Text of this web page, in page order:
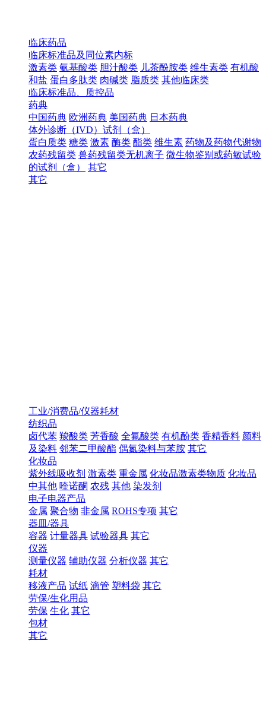
临床药品
临床标准品及同位素内标
激素类 氨基酸类 胆汁酸类 儿茶酚胺类 维生素类 有机酸
和盐 蛋白多肽类 肉碱类 脂质类 其他临床类
临床标准品、质控品
药典
中国药典 欧洲药典 美国药典 日本药典
体外诊断（IVD）试剂（盒）
蛋白质类 糖类 激素 酶类 酯类 维生素 药物及药物代谢物
农药残留类 兽药残留类无机离子 微生物鉴别或药敏试验
的试剂（盒）
其它
其它
工业/消费品/仪器耗材
纺织品
卤代苯 羧酸类 芳香酸 全氟酸类 有机酚类 香精香料 颜料
及染料 邻苯二甲酸酯 偶氮染料与苯胺 其它
化妆品
紫外线吸收剂 激素类 重金属 化妆品激素类物质 化妆品
中其他 喹诺酮 农残 其他 染发剂
电子电器产品
金属 聚合物 非金属 ROHS专项 其它
器皿/器具
容器 计量器具 试验器具 其它
仪器
测量仪器 辅助仪器 分析仪器 其它
耗材
移液产品 试纸 滴管 塑料袋 其它
劳保/生化用品
劳保 生化 其它
包材
其它